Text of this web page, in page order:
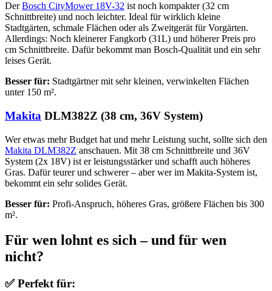
DerBosch CityMower 18V-32 ist noch kompakter (32 cm
Schnittbreite) und noch leichter. Ideal für wirklich kleine
Stadtgärten, schmale Flächen oder als Zweitgerät für Vorgärten.
Allerdings: Noch kleinerer Fangkorb (31L) und höherer Preis pro
cm Schnittbreite. Dafür bekommt man Bosch-Qualität und ein sehr
leises Gerät.
Besser für: Stadtgärtner mit sehr kleinen, verwinkelten Flächen
unter 150 m².
Makita DLM382Z (38 cm, 36V System)
Wer etwas mehr Budget hat und mehr Leistung sucht, sollte sich den
Makita DLM382Z anschauen. Mit 38 cm Schnittbreite und 36V
System (2x 18V) ist er leistungsstärker und schafft auch höheres
Gras. Dafür teurer und schwerer – aber wer im Makita-System ist,
bekommt ein sehr solides Gerät.
Besser für: Profi-Anspruch, höheres Gras, größere Flächen bis 300
m².
Für wen lohnt es sich – und für wen
nicht?
✅ Perfekt für: